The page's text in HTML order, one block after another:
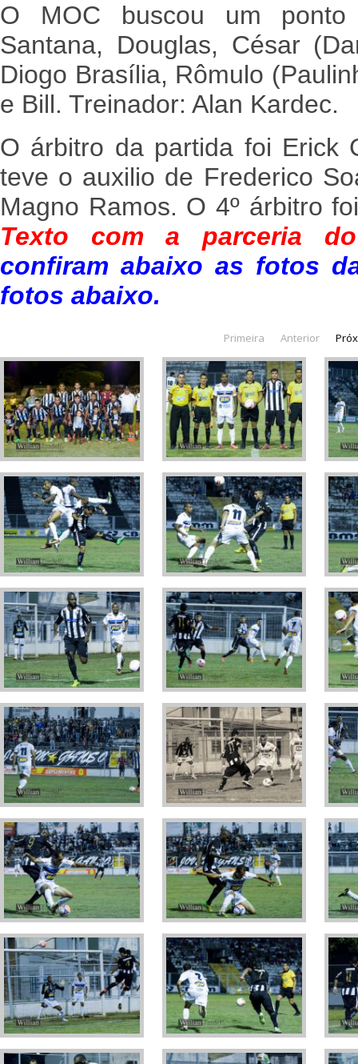
O MOC buscou um ponto
Santana, Douglas, César
Diogo Brasília, Rômulo
e Bill. Treinador: Alan Kardec.
O árbitro da partida foi Erick
teve o auxilio de Frederico
Magno Ramos. O 4º árbitro
Texto com a parceria
confiram abaixo as fotos
fotos abaixo.
Primeira Anterior